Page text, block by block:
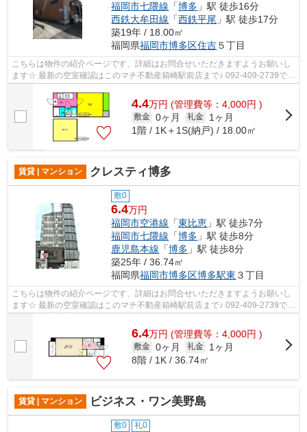
福岡市七隈線 「博多 」駅 徒歩16分
西鉄大牟田線 「西鉄平尾 」駅 徒歩17分
築19年 / 18.00㎡
福岡県福岡市博多区住吉５丁目
こちらは物件の紹介ページです、詳細はお問合せいただきますようお願いし
ます☆ 最新の空室確認はこのマチ不動産箱崎駅前店まで♪ 092-409-2739で
4.4万円 (管理費等：4,000円 )
敷金 0ヶ月 礼金
1ヶ月
1階 / 1K＋1S(納戸) / 18.00㎡
賃貸 | マンション クレスティ博多
敷0
6.4万円
福岡市空港線 「東比恵 」駅 徒歩7分
福岡市七隈線 「博多 」駅 徒歩8分
鹿児島本線 「博多 」駅 徒歩8分
築25年 / 36.74㎡
福岡県福岡市博多区博多駅東 ３丁目
こちらは物件の紹介ページです、詳細はお問合せいただきますようお願いし
ます☆ 最新の空室確認はこのマチ不動産箱崎駅前店まで♪ 092-409-2739で
6.4万円 (管理費等：4,000円 )
敷金 0ヶ月 礼金
1ヶ月
8階 / 1K / 36.74㎡
賃貸 | マンション ビジネス・ワン美野島
敷0 礼0